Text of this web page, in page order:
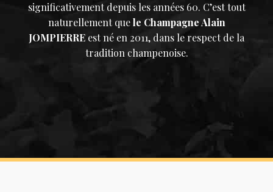
significativement depuis les années 60. C’est tout
naturellement quele Champagne Alain
JOMPIERRE est né en 2011, dans le respect de la
tradition champenoise.